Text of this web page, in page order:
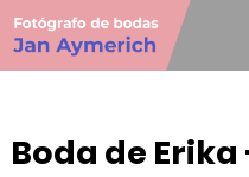
Boda de Erika